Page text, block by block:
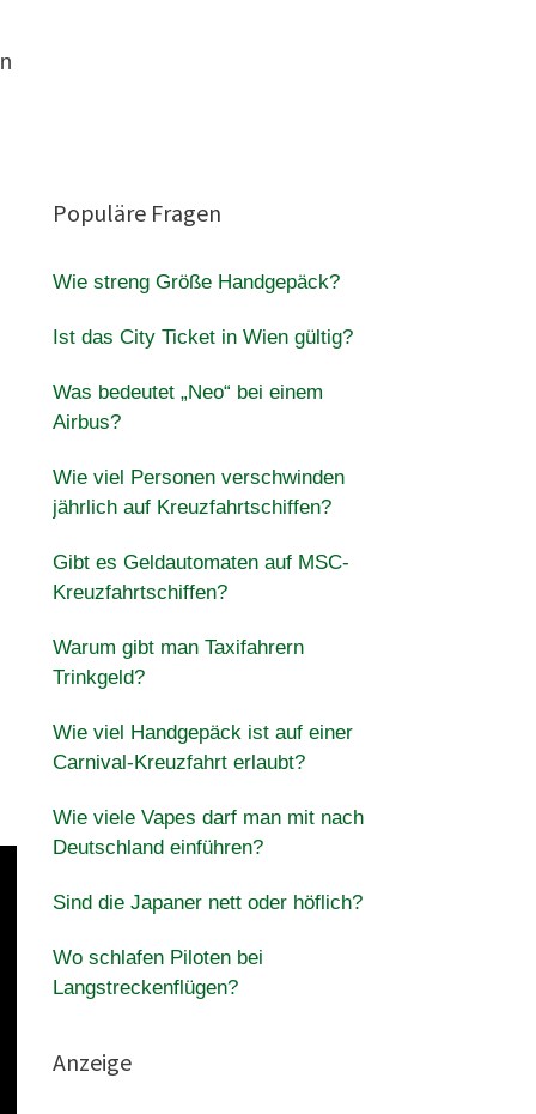
Populäre Fragen
Wie streng Größe Handgepäck?
Ist das City Ticket in Wien gültig?
Was bedeutet „Neo“ bei einem
Airbus?
Wie viel Personen verschwinden
jährlich auf Kreuzfahrtschiffen?
Gibt es Geldautomaten auf MSC-
Kreuzfahrtschiffen?
Warum gibt man Taxifahrern
Trinkgeld?
Wie viel Handgepäck ist auf einer
Carnival-Kreuzfahrt erlaubt?
Wie viele Vapes darf man mit nach
Deutschland einführen?
Sind die Japaner nett oder höflich?
Wo schlafen Piloten bei
Langstreckenflügen?
Anzeige